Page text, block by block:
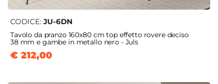
CODICE: JU-6DN
Tavolo da pranzo 160x80 cm top effetto rovere deciso
38 mm e gambe in metallo nero - Juls
€ 212,00